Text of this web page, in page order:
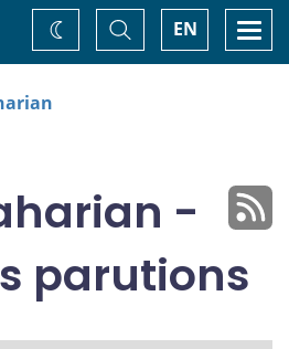
EN
Basculer
la
recherche
Changez
de
-
parutions